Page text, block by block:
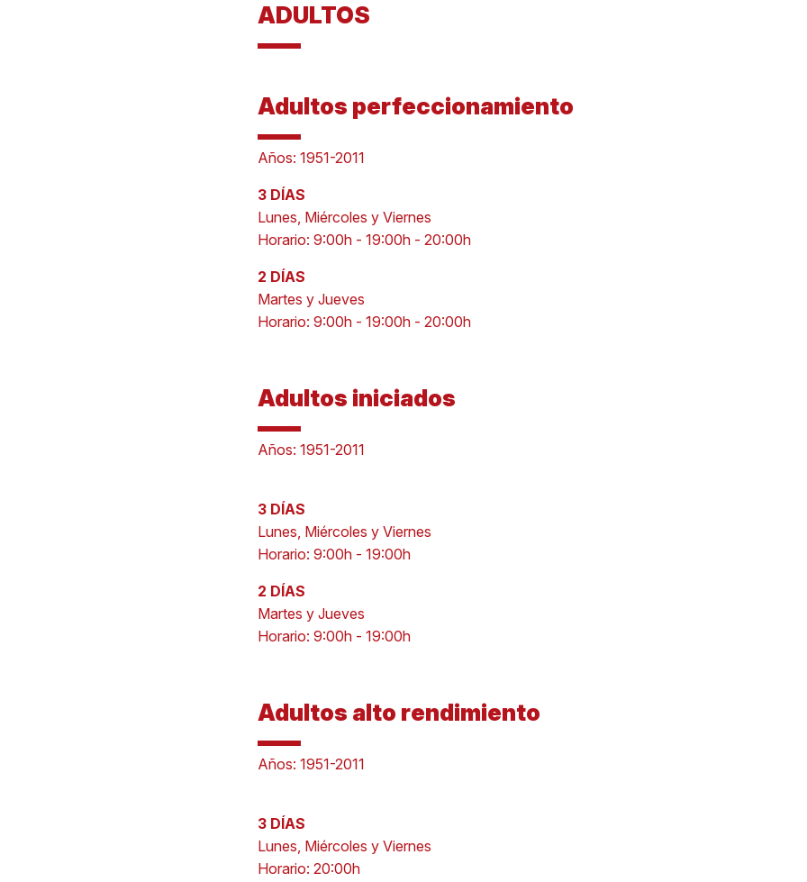
ADULTOS
Adultos perfeccionamiento
Años: 1951-2011
3 DÍAS
Lunes, Miércoles y Viernes
Horario: 9:00h - 19:00h - 20:00h
2 DÍAS
Martes y Jueves
Horario: 9:00h - 19:00h - 20:00h
Adultos iniciados
Años: 1951-2011
3 DÍAS
Lunes, Miércoles y Viernes
Horario: 9:00h - 19:00h
2 DÍAS
Martes y Jueves
Horario: 9:00h - 19:00h
Adultos alto rendimiento
Años: 1951-2011
3 DÍAS
Lunes, Miércoles y Viernes
Horario: 20:00h